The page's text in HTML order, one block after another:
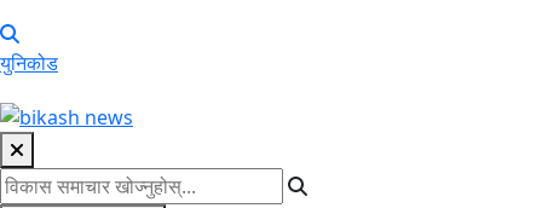
युनिकोड